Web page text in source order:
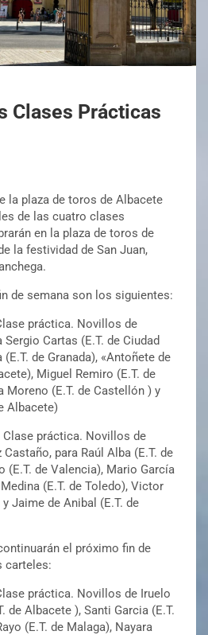
Clases Prácticas
la plaza de toros de Albacete
de las cuatro clases
en la plaza de toros de
la festividad de San Juan,
de semana son los siguientes:
práctica. Novillos de
Cartas (E.T. de Ciudad
de Granada), «Antoñete de
Miguel Remiro (E.T. de
Moreno (E.T. de Castellón ) y
Albacete)
Clase práctica. Novillos de
para Raúl Alba (E.T. de
(E.T. de Valencia), Mario García
(E.T. de Toledo), Victor
Jaime de Anibal (E.T. de
el próximo fin de
carteles:
práctica. Novillos de Iruelo
de Albacete ), Santi Garcia (E.T.
(E.T. de Malaga), Nayara